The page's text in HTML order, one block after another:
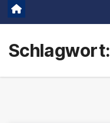
Schlagwort: